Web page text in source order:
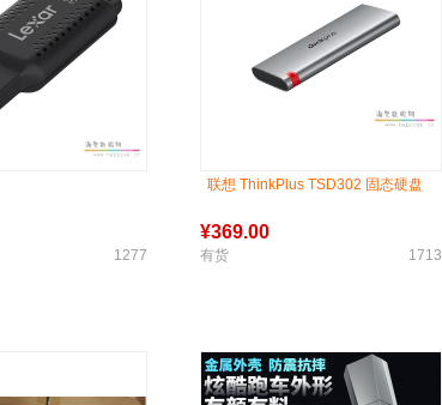
1277
联想 ThinkPlus TSD302 固态硬盘
¥369.00
有货 1713